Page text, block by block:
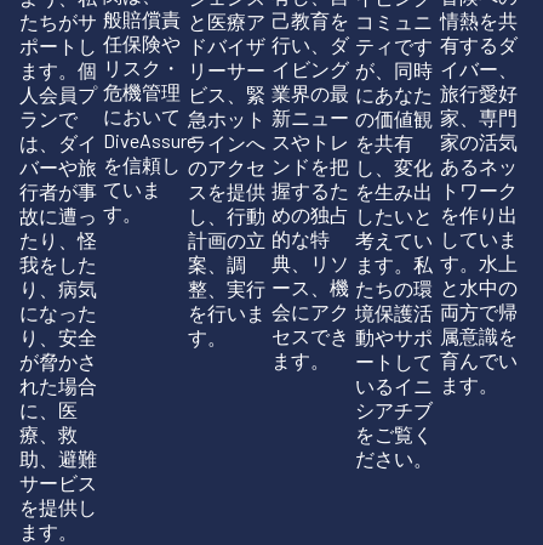
たちがサ
ポートし
ます。個
人会員プ
ランで
は、ダイ
バーや旅
行者が事
故に遭っ
たり、怪
我をした
り、病気
になった
り、安全
が脅かさ
れた場合
に、医
療、救
助、避難
サービス
を提供し
ます。
般賠償責
任保険や
リスク・
危機管理
において
DiveAssure
を信頼し
ていま
す。
と医療ア
ドバイザ
リーサー
ビス、緊
急ホット
ラインへ
のアクセ
スを提供
し、行動
計画の立
案、調
整、実行
を行いま
す。
己教育を
行い、ダ
イビング
業界の最
新ニュー
スやトレ
ンドを把
握するた
めの独占
的な特
典、リソ
ース、機
会にアク
セスでき
ます。
コミュニ
ティです
が、同時
にあなた
の価値観
を共有
し、変化
を生み出
したいと
考えてい
ます。私
たちの環
境保護活
動やサポ
ートして
いるイニ
シアチブ
をご覧く
ださい。
情熱を共
有するダ
イバー、
旅行愛好
家、専門
家の活気
あるネッ
トワーク
を作り出
していま
す。水上
と水中の
両方で帰
属意識を
育んでい
ます。